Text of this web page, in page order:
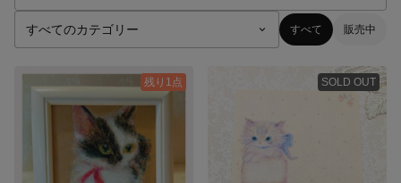
すべて 販売中
残り1点 SOLD OUT